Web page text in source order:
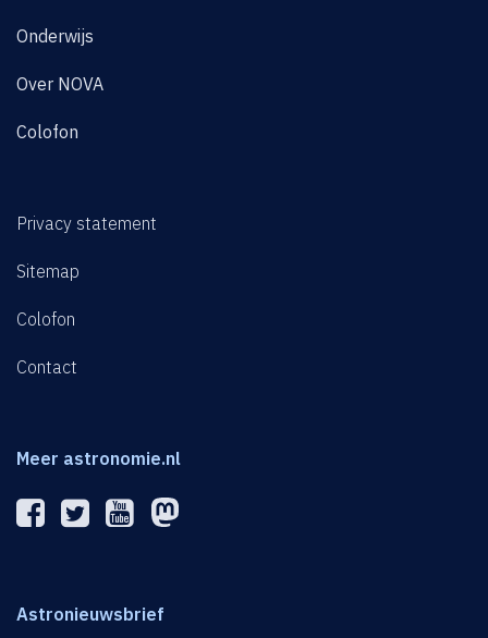
Onderwijs
Over NOVA
Colofon
Privacy statement
Sitemap
Colofon
Contact
Meer astronomie.nl
Astronieuwsbrief